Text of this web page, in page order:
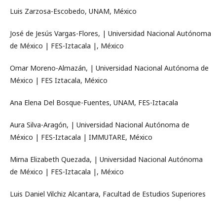
Luis Zarzosa-Escobedo, UNAM, México
José de Jesús Vargas-Flores, | Universidad Nacional Autónoma
de México | FES-Iztacala |, México
Omar Moreno-Almazán, | Universidad Nacional Autónoma de
México | FES Iztacala, México
Ana Elena Del Bosque-Fuentes, UNAM, FES-Iztacala
Aura Silva-Aragón, | Universidad Nacional Autónoma de
México | FES-Iztacala | IMMUTARE, México
Mirna Elizabeth Quezada, | Universidad Nacional Autónoma
de México | FES-Iztacala |, México
Luis Daniel Vilchiz Alcantara, Facultad de Estudios Superiores